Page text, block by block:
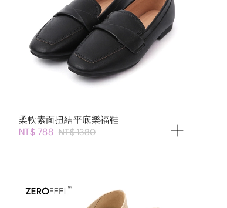
柔軟素面扭結平底樂福鞋
NT$ 788 NT$ 1380